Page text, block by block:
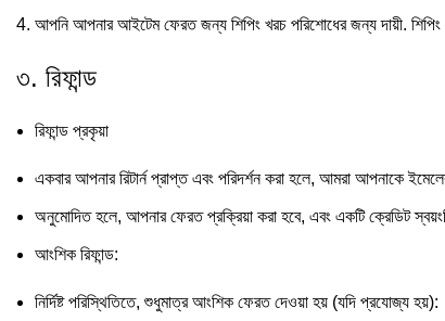
আপনি আপনার আইটেম ফেরত জন্য শিপিং খরচ পরিশোধের জন্য দায়ী.
৩. রিফান্ড
রিফান্ড প্রকৃয়া
একবার আপনার রিটার্ন প্রাপ্ত এবং পরিদর্শন করা হলে, আমরা আপনাকে
অনুমোদিত হলে, আপনার ফেরত প্রক্রিয়া করা হবে, এবং একটি ক্রেডিট
আংশিক রিফান্ড:
নির্দিষ্ট পরিস্থিতিতে, শুধুমাত্র আংশিক ফেরত দেওয়া হয় (যদি প্রযোজ্য হয়):